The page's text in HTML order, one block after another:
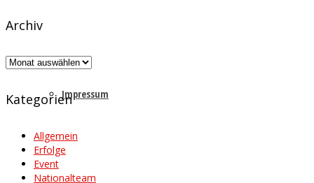
Impressum
Archiv
Archiv
Kategorien
Allgemein
Erfolge
Event
Nationalteam